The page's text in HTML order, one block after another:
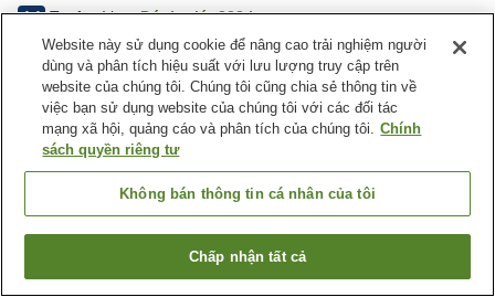
4.4 Tuyệt vời Đánh giá:323lượt
Tiện nghi chỗ nghỉ
Bãi đỗ xe
Cafe
Máy bán hàng tự động
Cửa hàng
Nhật Bản Tỉnh Yamaguchi
Thành phố Hagi
Hagi Kanko Hotel
Tìm phòng trống
Website này sử dụng cookie để nâng cao trải nghiệm người
dùng và phân tích hiệu suất với lưu lượng truy cập trên
website của chúng tôi. Chúng tôi cũng chia sẻ thông tin về
việc bạn sử dụng website của chúng tôi với các đối tác
mạng xã hội, quảng cáo và phân tích của chúng tôi. Chính
sách quyền riêng tư
Không bán thông tin cá nhân của tôi
Chấp nhận tất cả